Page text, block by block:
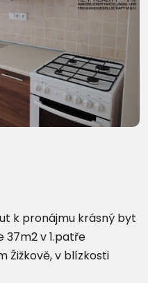
(14)
k pronájmu krásný byt
37m2 v 1.patře
Žižkově, v blízkosti